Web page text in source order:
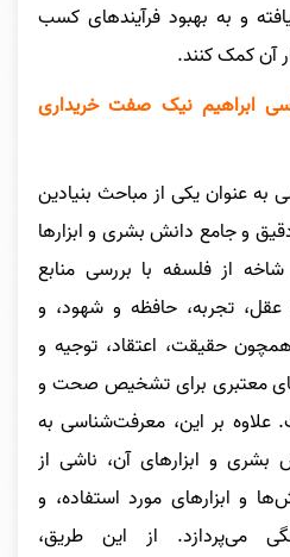
و به بهبود فرآیندهای کسب
آن کمک کنند.
ابراهیم نیک صفت خریداری
عنوان یکی از مباحث بنیادین
و جامع دانش بشری و ابزارها
از فلسفه با بررسی منابع
تجربه، حافظه و شهود، و
حقیقت، اعتقاد، توجیه و
معتبری برای تشخیص صحت و
بر این، معرفت‌شناسی به
و ابزارهای آن، ناشی از
و ابزارهای مورد استفاده، و
می‌پردازد. از این طریق،